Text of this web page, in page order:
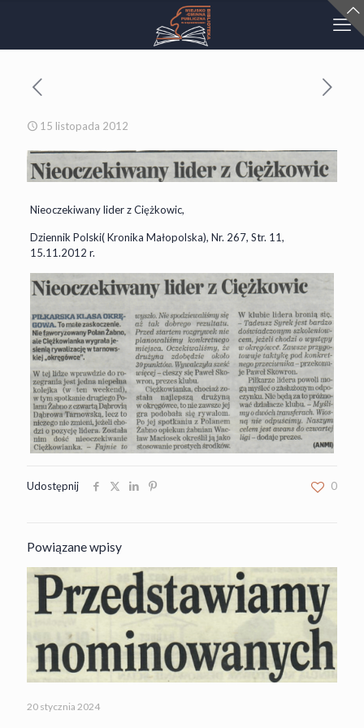
15 listopada 2012
Nieoczekiwany lider z Ciężkowic,
Dziennik Polski( Kronika Małopolska), Nr. 267, Str. 11,
15.11.2012 r.
Udostępnij 0
Powiązane wpisy
20 stycznia 2024